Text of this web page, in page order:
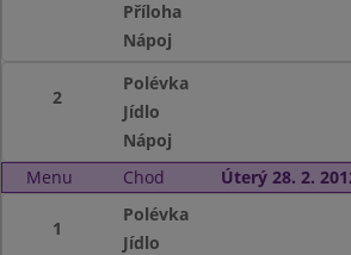
Příloha
Nápoj
2
Polévka
Jídlo
Nápoj
Menu
Chod Úterý 28. 2.
1
Polévka
Jídlo